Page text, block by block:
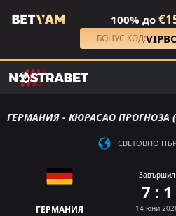
100% до
БОНУС КОД:
ГЕРМАНИЯ - КЮРАСАО ПРОГНОЗА
СВЕТОВНО
ГЕРМАНИЯ
Завършил
7 : 1
14 юни